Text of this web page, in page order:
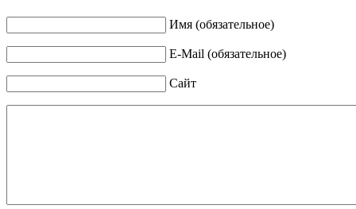
Имя (обязательное)
E-Mail (обязательное)
Сайт